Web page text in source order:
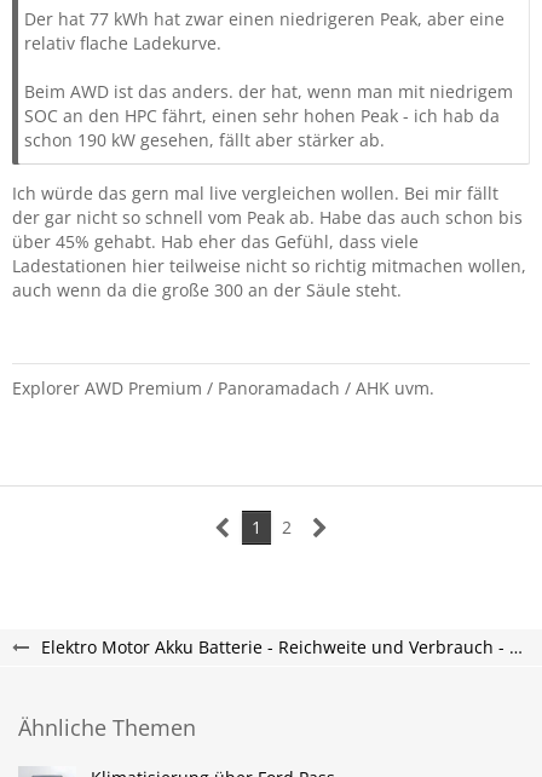
Der hat 77 kWh hat zwar einen niedrigeren Peak, aber eine
relativ flache Ladekurve.
Beim AWD ist das anders. der hat, wenn man mit niedrigem
SOC an den HPC fährt, einen sehr hohen Peak - ich hab da
schon 190 kW gesehen, fällt aber stärker ab.
Ich würde das gern mal live vergleichen wollen. Bei mir fällt
der gar nicht so schnell vom Peak ab. Habe das auch schon bis
über 45% gehabt. Hab eher das Gefühl, dass viele
Ladestationen hier teilweise nicht so richtig mitmachen wollen,
auch wenn da die große 300 an der Säule steht.
Explorer AWD Premium / Panoramadach / AHK uvm.
1 2
Elektro Motor Akku Batterie - Reichweite und Verbrauch - Explorer Electric Forum
Ähnliche Themen